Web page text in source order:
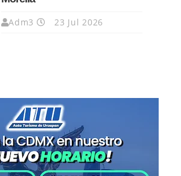
Adm3 23 Jul 2026